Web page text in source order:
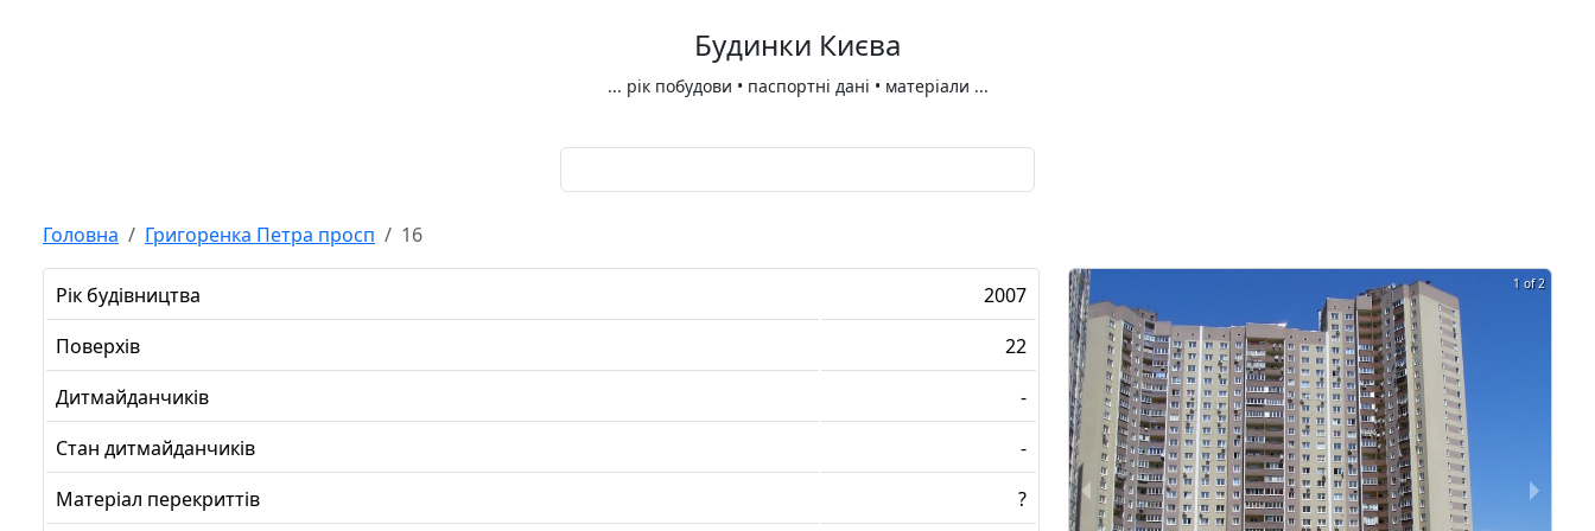
Будинки Києва
... рік побудови • паспортні дані • матеріали ...
Головна Григоренка Петра просп 16
Рік будівництва
2007
Поверхів
22
Дитмайданчиків
-
Стан дитмайданчиків
-
Матеріал перекриттів
?
1 of 2